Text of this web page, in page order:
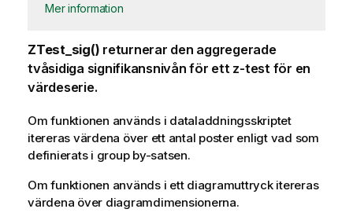
Mer information
ZTest_sig() returnerar den aggregerade
tvåsidiga signifikansnivån för ett z-test för en
värdeserie.
Om funktionen används i dataladdningsskriptet
itereras värdena över ett antal poster enligt vad som
definierats i group by-satsen.
Om funktionen används i ett diagramuttryck itereras
värdena över diagramdimensionerna.